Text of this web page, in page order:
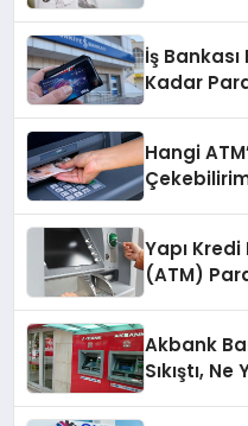
İş
Kadar
Hangi
Yapı
(ATM)
Akbank
Sıkıştı,